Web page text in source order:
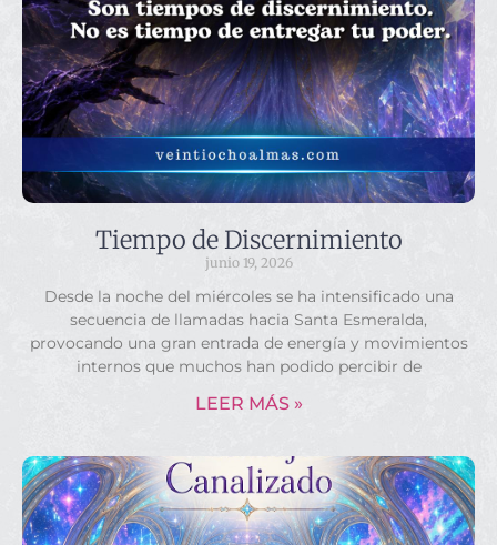
Tiempo de Discernimiento
junio 19, 2026
Desde la noche del miércoles se ha intensificado una
secuencia de llamadas hacia Santa Esmeralda,
provocando una gran entrada de energía y movimientos
internos que muchos han podido percibir de
LEER MÁS »